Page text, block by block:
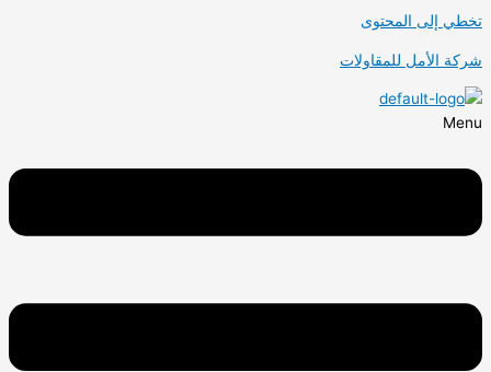
تخطي إلى المحتوى
شركة الأمل للمقاولات
Menu